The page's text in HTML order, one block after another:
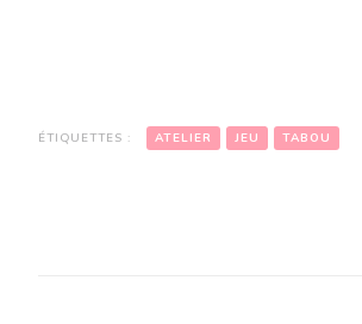
ÉTIQUETTES : ATELIER JEU TABOU